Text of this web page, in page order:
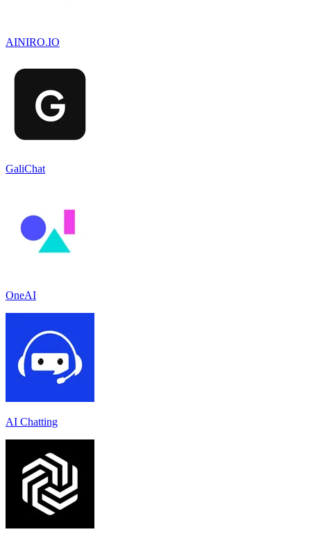
AINIRO.IO
GaliChat
OneAI
AI Chatting